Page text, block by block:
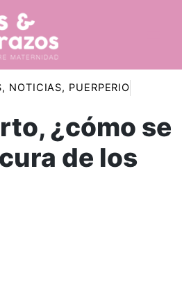
, NOTICIAS, PUERPERIO
¿cómo se
de los